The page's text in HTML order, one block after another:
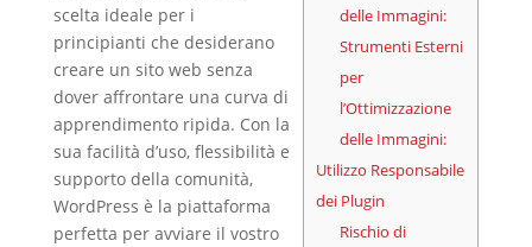
delle Immagini:
Strumenti Esterni
per
l’Ottimizzazione
delle Immagini:
Utilizzo Responsabile
dei Plugin
Rischio di
scelta ideale per i
principianti che desiderano
creare un sito web senza
dover affrontare una curva di
apprendimento ripida. Con la
sua facilità d’uso, flessibilità e
supporto della comunità,
WordPress è la piattaforma
perfetta per avviare il vostro